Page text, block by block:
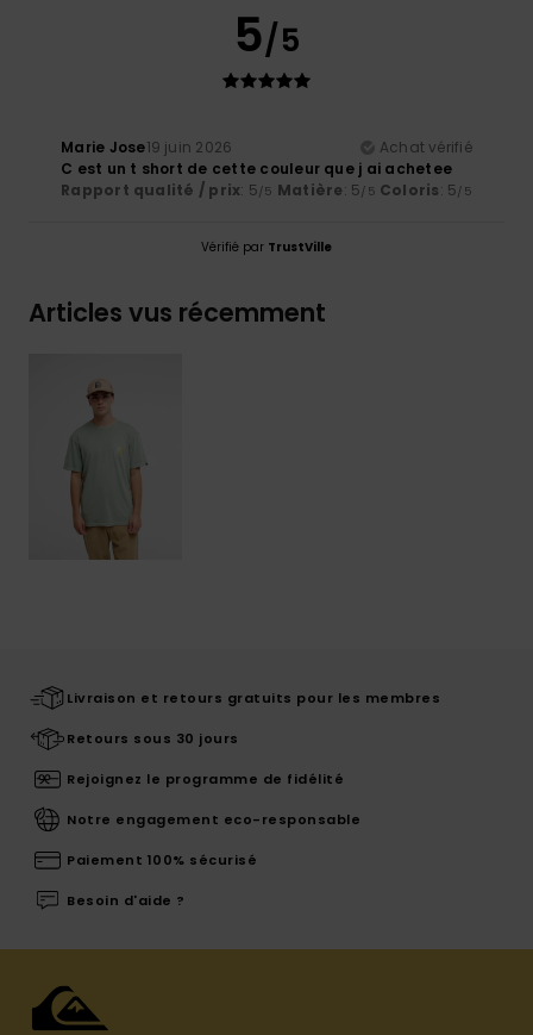
5/5
Marie Jose19 juin 2026
Achat vérifié
C est un t short de cette couleur que j ai achetee
Rapport qualité / prix: 5/5 Matière: 5/5 Coloris: 5/5
Vérifié par TrustVille
Articles vus récemment
Livraison et retours gratuits pour les membres
Retours sous 30 jours
Rejoignez le programme de fidélité
Notre engagement eco-responsable
Paiement 100% sécurisé
Besoin d'aide ?